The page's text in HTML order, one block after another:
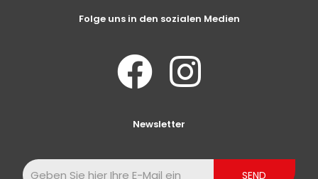
Folge uns in den sozialen Medien
Newsletter